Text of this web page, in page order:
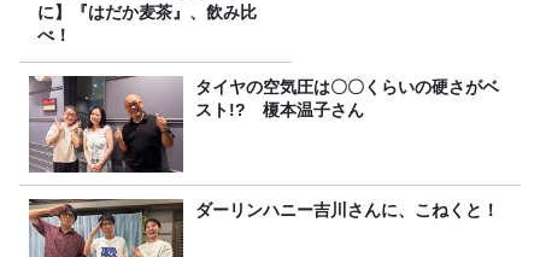
に】『はだか麦茶』、飲み比
べ！
タイヤの空気圧は〇〇くらいの硬さがベ
スト!? 榎本温子さん
ダーリンハニー吉川さんに、こねくと！